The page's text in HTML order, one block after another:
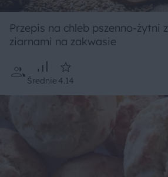
Przepis na chleb pszenno-żytni z
ziarnami na zakwasie
Średnie 4.14